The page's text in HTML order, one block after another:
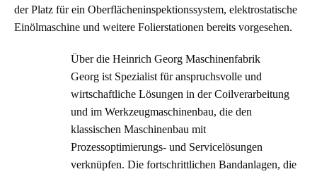
der Platz für ein Oberflächeninspektionssystem, elektrostatische
Einölmaschine und weitere Folierstationen bereits vorgesehen.
Über die Heinrich Georg Maschinenfabrik
Georg ist Spezialist für anspruchsvolle und
wirtschaftliche Lösungen in der Coilverarbeitung
und im Werkzeugmaschinenbau, die den
klassischen Maschinenbau mit
Prozessoptimierungs- und Servicelösungen
verknüpfen. Die fortschrittlichen Bandanlagen, die